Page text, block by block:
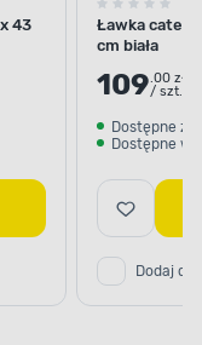
43
Ławka
cm biała
109.00 zł
/ szt.
Dostępne z
Dostępne w
Dodaj do